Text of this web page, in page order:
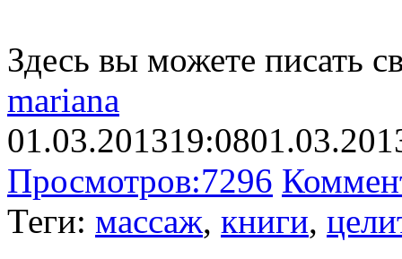
Здесь вы можете писать
mariana
01.03.201319:08
Просмотров:7296
Теги: массаж, книги,